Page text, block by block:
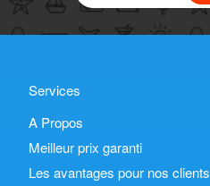
Services
A Propos
Meilleur prix garanti
Les avantages pour nos clients